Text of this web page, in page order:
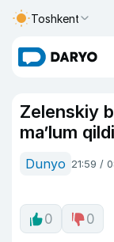
Toshkent
Zelenskiy
ma’lum qildi
Dunyo 21:59 /
0 0